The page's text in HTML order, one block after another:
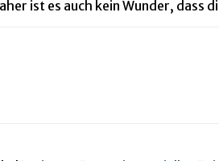
ist es auch kein Wunder,